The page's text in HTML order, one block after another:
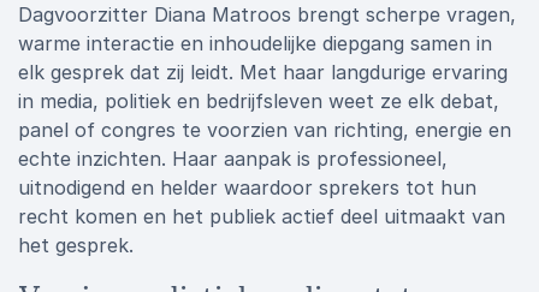
Dagvoorzitter Diana Matroos brengt scherpe vragen,
warme interactie en inhoudelijke diepgang samen in
elk gesprek dat zij leidt. Met haar langdurige ervaring
in media, politiek en bedrijfsleven weet ze elk debat,
panel of congres te voorzien van richting, energie en
echte inzichten. Haar aanpak is professioneel,
uitnodigend en helder waardoor sprekers tot hun
recht komen en het publiek actief deel uitmaakt van
het gesprek.